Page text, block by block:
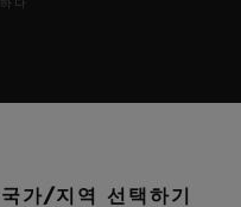
다
국가/지역 선택하기